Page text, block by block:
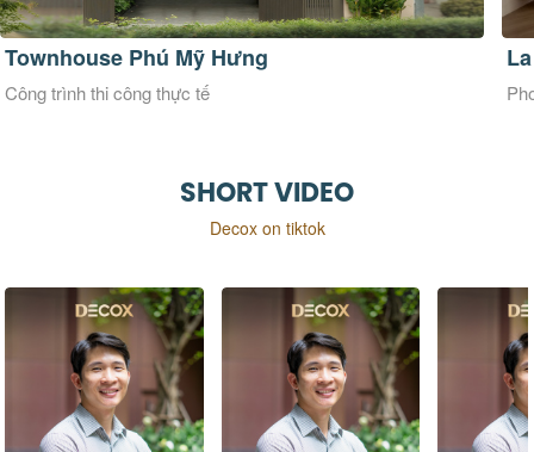
Townhouse Phú Mỹ Hưng
Công trình thi công thực tế
SHORT VIDEO
Decox on tiktok